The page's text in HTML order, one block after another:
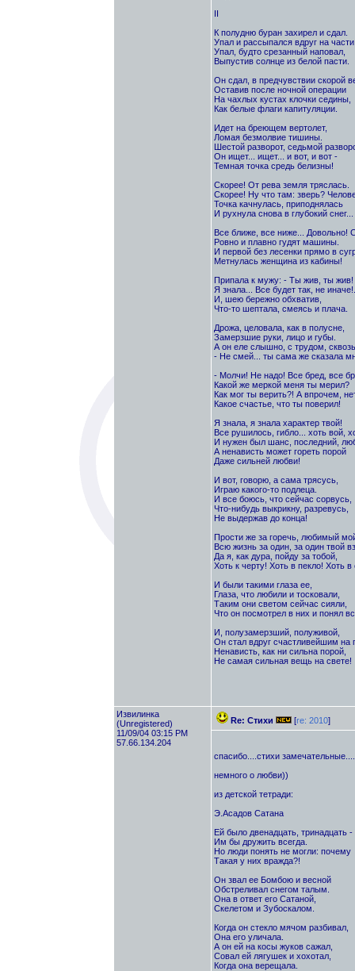
II
К полудню буран захирел и сдал.
Упал и рассыпался вдруг на
Упал, будто срезанный наповал,
Выпустив солнце из белой пасти.
Он сдал, в предчувствии скорой
Оставив после ночной операции
На чахлых кустах клочки седины,
Как белые флаги капитуляции.
Идет на бреющем вертолет,
Ломая безмолвие тишины.
Шестой разворот, седьмой
Он ищет... ищет... и вот, и вот -
Темная точка средь белизны!
Скорее! От рева земля тряслась.
Скорее! Ну что там: зверь?
Точка качнулась, приподнялась
И рухнула снова в глубокий снег...
Все ближе, все ниже... Довольно!
Ровно и плавно гудят машины.
И первой без лесенки прямо в
Метнулась женщина из кабины!
Припала к мужу: - Ты жив, ты жив!
Я знала... Все будет так, не
И, шею бережно обхватив,
Что-то шептала, смеясь и плача.
Дрожа, целовала, как в полусне,
Замерзшие руки, лицо и губы.
А он еле слышно, с трудом,
- Не смей... ты сама же сказала
- Молчи! Не надо! Все бред, все
Какой же меркой меня ты мерил?
Как мог ты верить?! А впрочем,
Какое счастье, что ты поверил!
Я знала, я знала характер твой!
Все рушилось, гибло... хоть вой,
И нужен был шанс, последний,
А ненависть может гореть порой
Даже сильней любви!
И вот, говорю, а сама трясусь,
Играю какого-то подлеца.
И все боюсь, что сейчас сорвусь,
Что-нибудь выкрикну, разревусь,
Не выдержав до конца!
Прости же за горечь, любимый
Всю жизнь за один, за один твой
Да я, как дура, пойду за тобой,
Хоть к черту! Хоть в пекло! Хоть
И были такими глаза ее,
Глаза, что любили и тосковали,
Таким они светом сейчас сияли,
Что он посмотрел в них и понял
И, полузамерзший, полуживой,
Он стал вдруг счастливейшим на
Ненависть, как ни сильна порой,
Не самая сильная вещь на свете!
Извилинка
(Unregistered)
11/09/04 03:15 PM
57.66.134.204
Re: Стихи [re: 2010]
спасибо....стихи
немного о любви))
из детской тетради:
Э.Асадов Сатана
Ей было двенадцать, тринадцать -
Им бы дружить всегда.
Но люди понять не могли: почему
Такая у них вражда?!
Он звал ее Бомбою и весной
Обстреливал снегом талым.
Она в ответ его Сатаной,
Скелетом и Зубоскалом.
Когда он стекло мячом разбивал,
Она его уличала.
А он ей на косы жуков сажал,
Совал ей лягушек и хохотал,
Когда она верещала.